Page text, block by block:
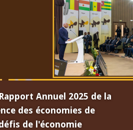
Annuel 2025 de la
des économies de
de l'économie